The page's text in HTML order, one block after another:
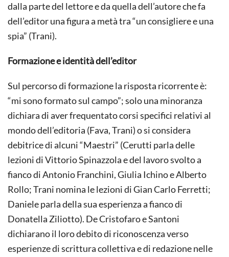
dalla parte del lettore e da quella dell’autore che fa
dell’editor una figura a metà tra “un consigliere e una
spia” (Trani).
Formazione e identità dell’editor
Sul percorso di formazione la risposta ricorrente è:
“mi sono formato sul campo”; solo una minoranza
dichiara di aver frequentato corsi specifici relativi al
mondo dell’editoria (Fava, Trani) o si considera
debitrice di alcuni “Maestri” (Cerutti parla delle
lezioni di Vittorio Spinazzola e del lavoro svolto a
fianco di Antonio Franchini, Giulia Ichino e Alberto
Rollo; Trani nomina le lezioni di Gian Carlo Ferretti;
Daniele parla della sua esperienza a fianco di
Donatella Ziliotto). De Cristofaro e Santoni
dichiarano il loro debito di riconoscenza verso
esperienze di scrittura collettiva e di redazione nelle